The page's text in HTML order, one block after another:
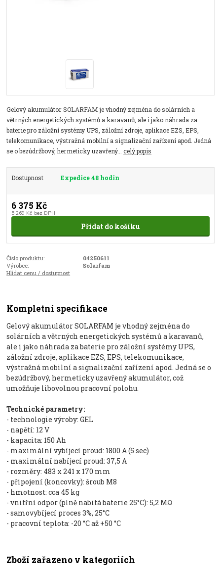
Gelový akumulátor SOLARFAM je vhodný zejména do solárních a
větrných energetických systémů a karavanů, ale i jako náhrada za
baterie pro záložní systémy UPS, záložní zdroje, aplikace EZS, EPS,
telekomunikace, výstražná mobilní a signalizační zařízení apod. Jedná
se o bezúdržbový, hermeticky uzavřený...celý popis
Dostupnost Expedice 48 hodin
6 375 Kč
5 269 Kč bez DPH
Přidat do košíku
Číslo produktu:
04250611
Výrobce:
Solarfam
Hlídat cenu / dostupnost
Kompletní specifikace
Gelový akumulátor SOLARFAM je vhodný zejména do
solárních a větrných energetických systémů a karavanů,
ale i jako náhrada za baterie pro záložní systémy UPS,
záložní zdroje, aplikace EZS, EPS, telekomunikace,
výstražná mobilní a signalizační zařízení apod. Jedná se o
bezúdržbový, hermeticky uzavřený akumulátor, což
umožňuje libovolnou pracovní polohu.
Technické parametry:
- technologie výroby: GEL
- napětí: 12 V
- kapacita: 150 Ah
- maximální vybíjecí proud: 1800 A (5 sec)
- maximální nabíjecí proud: 37,5 A
- rozměry: 483 x 241 x 170 mm
- připojení (koncovky): šroub M8
- hmotnost: cca 45 kg
- vnitřní odpor (plně nabitá baterie 25°C): 5,2 MΩ
- samovybíjecí proces 3%, 25°C
- pracovní teplota: -20 °C až +50 °C
Zboží zařazeno v kategoriích